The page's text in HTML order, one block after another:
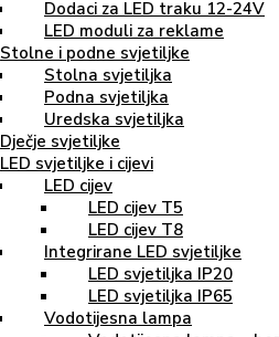
Dodaci za LED traku 12-24V
LED moduli za reklame
Stolne i podne svjetiljke
Stolna svjetiljka
Podna svjetiljka
Uredska svjetiljka
Dječje svjetiljke
LED svjetiljke i cijevi
LED cijev
LED cijev T5
LED cijev T8
Integrirane LED svjetiljke
LED svjetiljka IP20
LED svjetiljka IP65
Vodotijesna lampa